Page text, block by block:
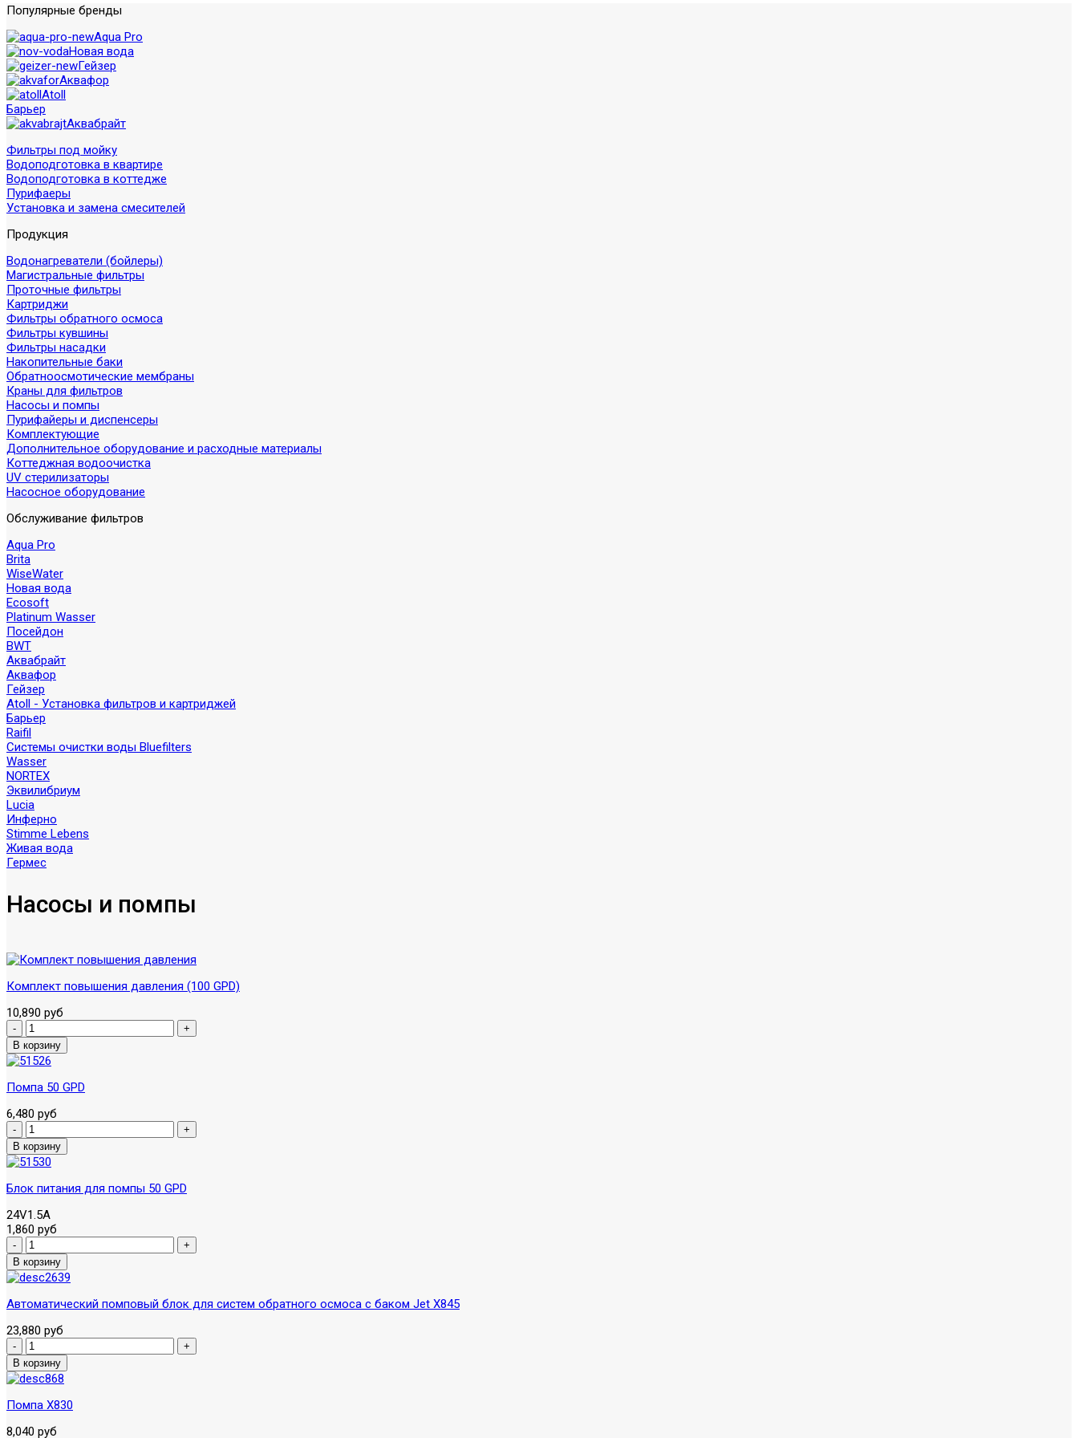
Популярные бренды
Aqua Pro
Новая вода
Гейзер
Аквафор
Atoll
Барьер
Аквабрайт
Фильтры под мойку
Водоподготовка в квартире
Водоподготовка в коттедже
Пурифаеры
Установка и замена смесителей
Продукция
Водонагреватели (бойлеры)
Магистральные фильтры
Проточные фильтры
Картриджи
Фильтры обратного осмоса
Фильтры кувшины
Фильтры насадки
Накопительные баки
Обратноосмотические мембраны
Краны для фильтров
Насосы и помпы
Пурифайеры и диспенсеры
Комплектующие
Дополнительное оборудование и расходные материалы
Коттеджная водоочистка
UV стерилизаторы
Насосное оборудование
Обслуживание фильтров
Aqua Pro
Brita
WiseWater
Новая вода
Ecosoft
Platinum Wasser
Посейдон
BWT
Аквабрайт
Аквафор
Гейзер
Atoll - Установка фильтров и картриджей
Барьер
Raifil
Системы очистки воды Bluefilters
Wasser
NORTEX
Эквилибриум
Lucia
Инферно
Stimme Lebens
Живая вода
Гермес
Насосы и помпы
Комплект повышения давления (100 GPD)
10,890 руб
Помпа 50 GPD
6,480 руб
Блок питания для помпы 50 GPD
24V1.5A
1,860 руб
Автоматический помповый блок для систем обратного осмоса с баком Jet X845
23,880 руб
Помпа X830
8,040 руб